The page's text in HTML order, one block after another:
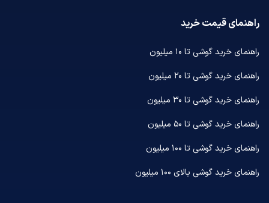
راهنمای قیمت خرید
راهنمای خرید گوشی تا ۱۰ میلیون
راهنمای خرید گوشی تا ۲۰ میلیون
راهنمای خرید گوشی تا ۳۰ میلیون
راهنمای خرید گوشی تا ۵۰ میلیون
راهنمای خرید گوشی تا ۱۰۰ میلیون
راهنمای خرید گوشی بالای ۱۰۰ میلیون